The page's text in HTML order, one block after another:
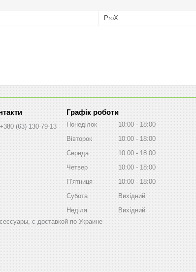
ProX
+380 (63) 130-79-13
Графік роботи
Понеділок 10:00
18:00
Вівторок
10:00
18:00
Середа
10:00
18:00
Четвер
10:00
18:00
Пʼятниця
10:00
18:00
Субота
Вихідний
Неділя
Вихідний
с доставкой по Украине